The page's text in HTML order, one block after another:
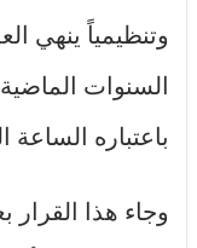
وتنظيمياً ينهي
السنوات
باعتباره الساعة
وجاء هذا